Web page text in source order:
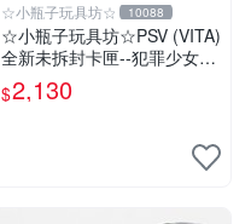
☆小瓶子玩具坊☆ 10088
☆小瓶子玩具坊☆PSV (VITA)
全新未拆封卡匣--犯罪少女2
《Criminal Girls 2》限定版
$2,130